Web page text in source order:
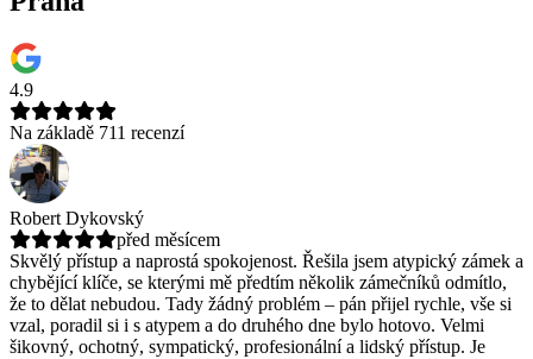
4.9
Na základě 711 recenzí
Robert Dykovský
před měsícem
Skvělý přístup a naprostá spokojenost. Řešila jsem atypický zámek a
chybějící klíče, se kterými mě předtím několik zámečníků odmítlo,
že to dělat nebudou. Tady žádný problém – pán přijel rychle, vše si
vzal, poradil si i s atypem a do druhého dne bylo hotovo. Velmi
šikovný, ochotný, sympatický, profesionální a lidský přístup. Je